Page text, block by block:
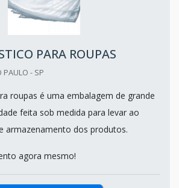
PARA ROUPAS
PAULO - SP
roupas é uma embalagem de grande
feita sob medida para levar ao
armazenamento dos produtos.
agora mesmo!